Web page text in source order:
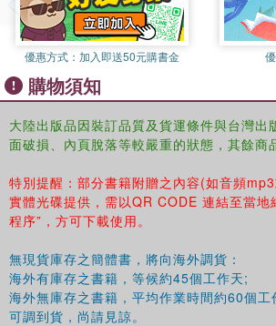
優惠方式： 加入即送50元購書金
購物須知
大陸出版品因裝訂品質及貨運條件與台灣出
面破損、內頁脫落等較嚴重的狀態，其餘商
特別提醒：部分書籍附贈之內容(如音頻
實體光碟提供，需以QR CODE 連結至當地
程序”，方可下載使用。
無現貨庫存之簡體書，將向海外調貨：
海外有庫存之書籍，等候約45個工作天;
海外無庫存之書籍，平均作業時間約60個工
可調到貨，尚請見諒。